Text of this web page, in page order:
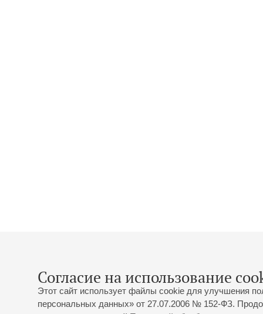
Согласие на использование
Этот сайт использует файлы cookie для улучшения
персональных данных» от 27.07.2006 № 152-ФЗ.